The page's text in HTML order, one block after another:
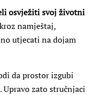
osvježiti svoj životni
namještaj,
utjecati na dojam
da prostor izgubi
zato stručnjaci